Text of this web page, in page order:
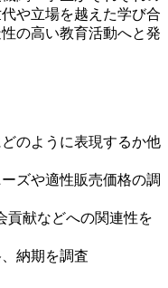
や立場を越えた学び合
の高い教育活動へと発
のように表現するか他
ズや適性販売価格の調
貢献などへの関連性を
納期を調査